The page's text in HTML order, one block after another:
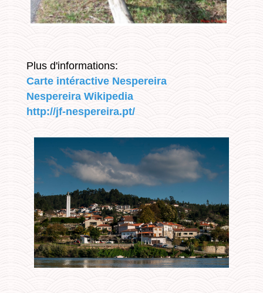
Plus d'informations:
Carte intéractive Nespereira
Nespereira Wikipedia
http://jf-nespereira.pt/